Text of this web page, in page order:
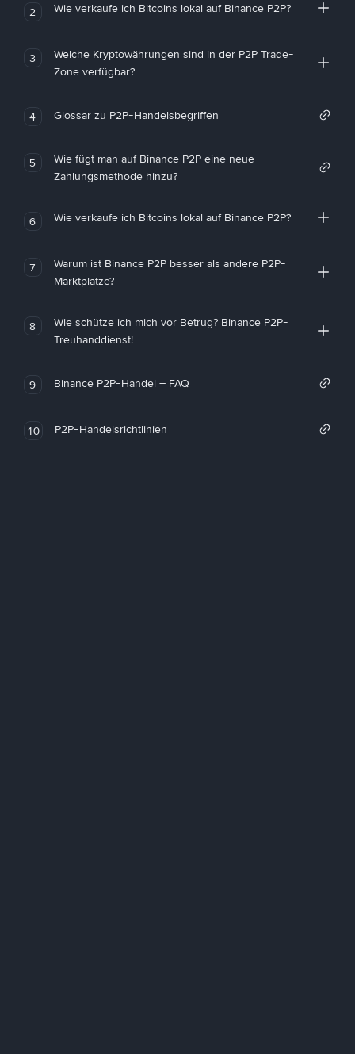
2 Wie verkaufe ich Bitcoins lokal auf Binance P2P?
3
Welche Kryptowährungen sind in der P2P Trade-
Zone verfügbar?
4 Glossar zu P2P-Handelsbegriffen
5
Wie fügt man auf Binance P2P eine neue
Zahlungsmethode hinzu?
6 Wie verkaufe ich Bitcoins lokal auf Binance P2P?
7
Warum ist Binance P2P besser als andere P2P-
Marktplätze?
8
Wie schütze ich mich vor Betrug? Binance P2P-
Treuhanddienst!
9 Binance P2P-Handel – FAQ
10 P2P-Handelsrichtlinien